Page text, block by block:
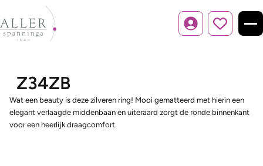
Inloggen
Z34ZB
Wat een beauty is deze zilveren ring! Mooi gematteerd met hierin een
elegant verlaagde middenbaan en uiteraard zorgt de ronde binnenkant
voor een heerlijk draagcomfort.